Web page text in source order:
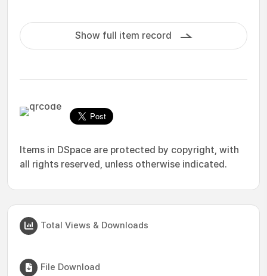
Show full item record
Items in DSpace are protected by copyright, with
all rights reserved, unless otherwise indicated.
Total Views & Downloads
File Download